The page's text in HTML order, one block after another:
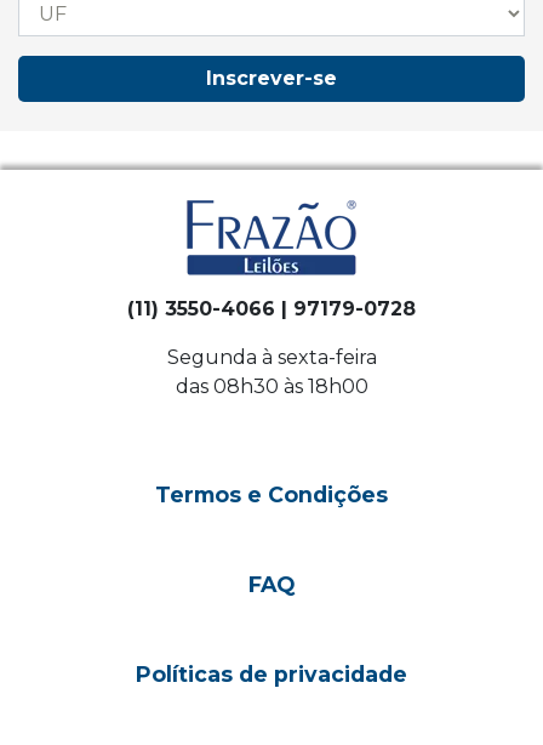
Inscrever-se
(11) 3550-4066 | 97179-0728
Segunda à sexta-feira
das 08h30 às 18h00
Termos e Condições
FAQ
Políticas de privacidade